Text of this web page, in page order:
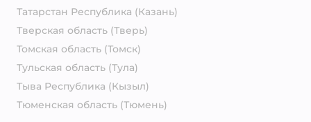
Татарстан Республика (Казань)
Тверская область (Тверь)
Томская область (Томск)
Тульская область (Тула)
Тыва Республика (Кызыл)
Тюменская область (Тюмень)